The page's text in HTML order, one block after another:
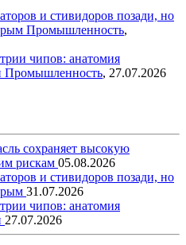
и стивидоров позади, но
Промышленность,
чипов: анатомия
Промышленность, 27.07.2026
сохраняет высокую
рискам 05.08.2026
и стивидоров позади, но
31.07.2026
чипов: анатомия
27.07.2026